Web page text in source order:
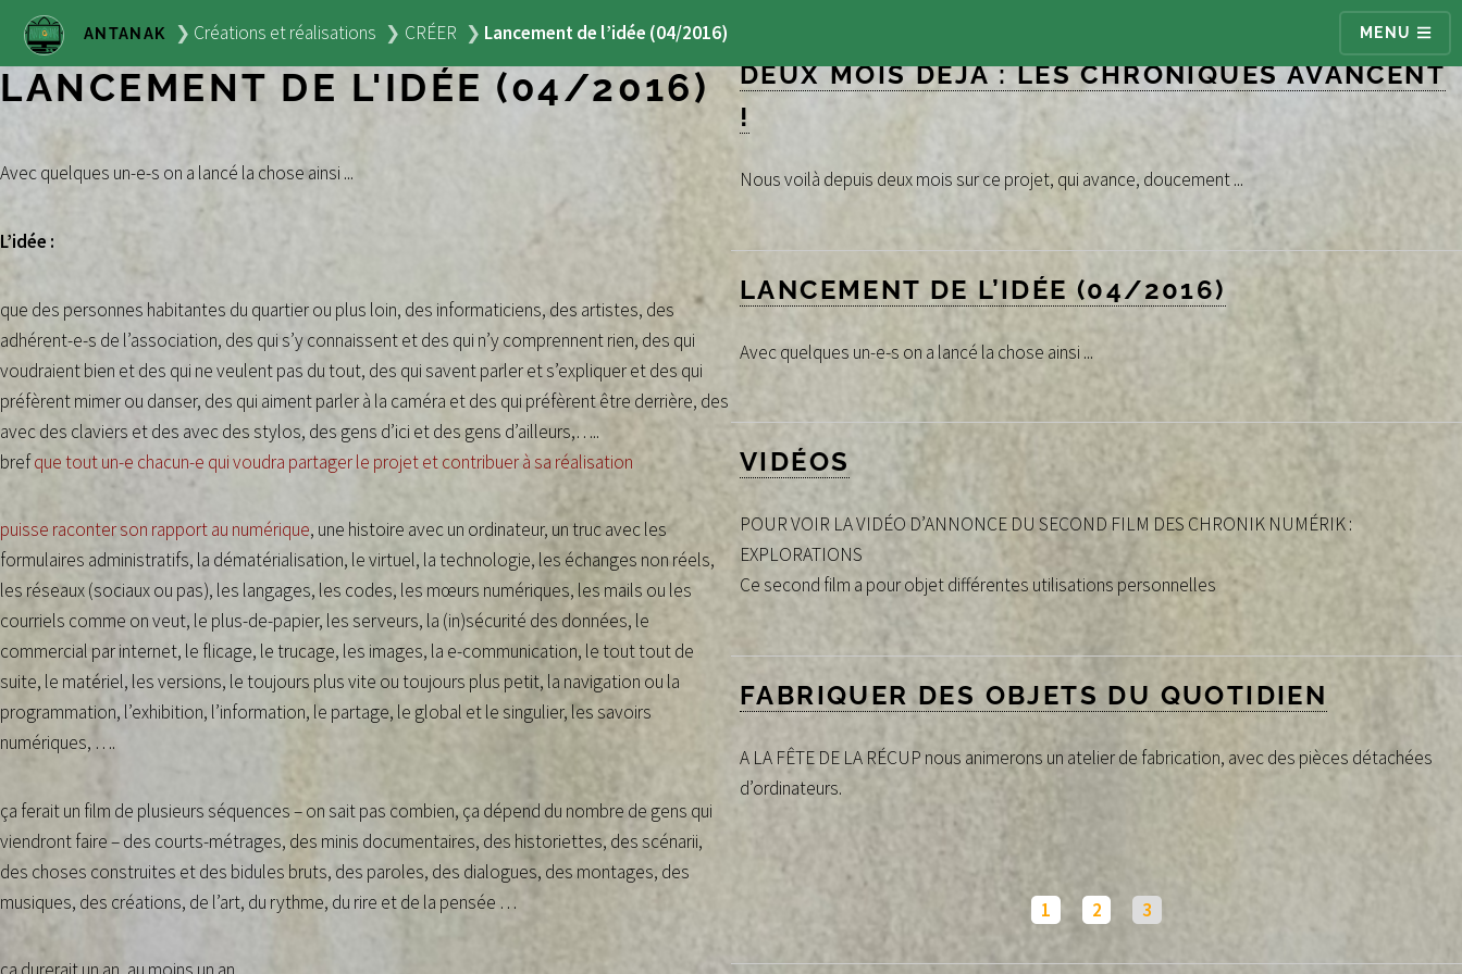
ANTANAK Créations et réalisations CRÉER Lancement de l’idée (04/2016) MENU
LANCEMENT DE L'IDÉE (04/2016)
Avec quelques un-e-s on a lancé la chose ainsi ...
L’idée :
que des personnes habitantes du quartier ou plus loin, des informaticiens, des artistes, des
adhérent-e-s de l’association, des qui s’y connaissent et des qui n’y comprennent rien, des qui
voudraient bien et des qui ne veulent pas du tout, des qui savent parler et s’expliquer et des qui
préfèrent mimer ou danser, des qui aiment parler à la caméra et des qui préfèrent être derrière, des
avec des claviers et des avec des stylos, des gens d’ici et des gens d’ailleurs,…..
brefque tout un-e chacun-e qui voudra partager le projet et contribuer à sa réalisation
puisse raconter son rapport au numérique, une histoire avec un ordinateur, un truc avec les
formulaires administratifs, la dématérialisation, le virtuel, la technologie, les échanges non réels,
les réseaux (sociaux ou pas), les langages, les codes, les mœurs numériques, les mails ou les
courriels comme on veut, le plus-de-papier, les serveurs, la (in)sécurité des données, le
commercial par internet, le flicage, le trucage, les images, la e-communication, le tout tout de
suite, le matériel, les versions, le toujours plus vite ou toujours plus petit, la navigation ou la
programmation, l’exhibition, l’information, le partage, le global et le singulier, les savoirs
numériques, ….
ça ferait un film de plusieurs séquences – on sait pas combien, ça dépend du nombre de gens qui
viendront faire – des courts-métrages, des minis documentaires, des historiettes, des scénarii,
des choses construites et des bidules bruts, des paroles, des dialogues, des montages, des
musiques, des créations, de l’art, du rythme, du rire et de la pensée …
DEUX MOIS DÉJÀ : LES CHRONIQUES AVANCENT
!
Nous voilà depuis deux mois sur ce projet, qui avance, doucement ...
LANCEMENT DE L’IDÉE (04/2016)
Avec quelques un-e-s on a lancé la chose ainsi ...
VIDÉOS
POUR VOIR LA VIDÉO D’ANNONCE DU SECOND FILM DES CHRONIK NUMÉRIK :
EXPLORATIONS
Ce second film a pour objet différentes utilisations personnelles
FABRIQUER DES OBJETS DU QUOTIDIEN
A LA FÊTE DE LA RÉCUP nous animerons un atelier de fabrication, avec des pièces détachées
d’ordinateurs.
1 2 3